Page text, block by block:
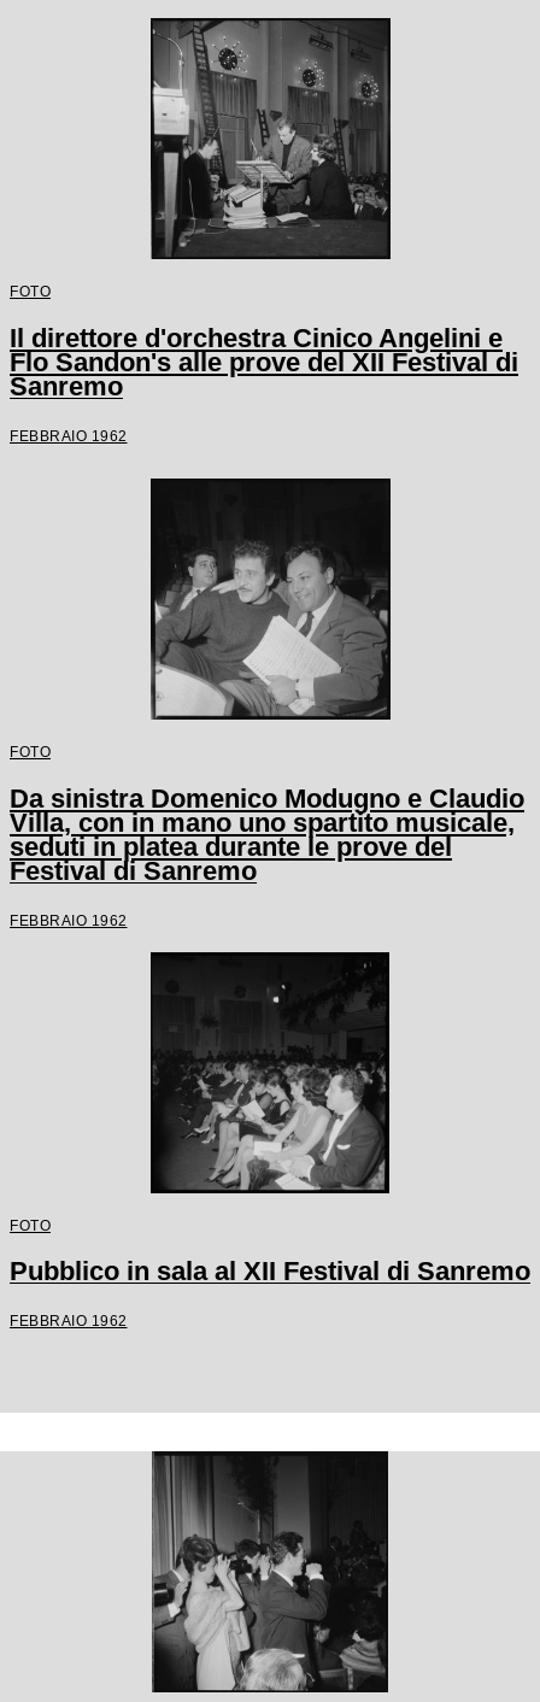
FOTO
Il direttore d'orchestra Cinico Angelini e
Flo Sandon's alle prove del XII Festival di
Sanremo
FEBBRAIO 1962
FOTO
Da sinistra Domenico Modugno e Claudio
Villa, con in mano uno spartito musicale,
seduti in platea durante le prove del
Festival di Sanremo
FEBBRAIO 1962
FOTO
Pubblico in sala al XII Festival di Sanremo
FEBBRAIO 1962